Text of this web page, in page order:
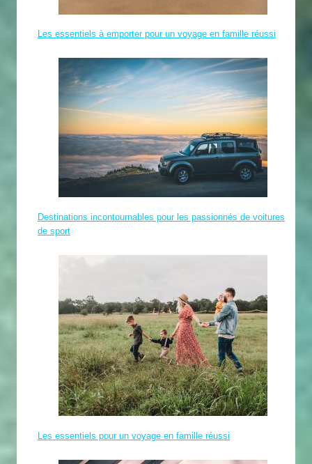
Les essentiels à emporter pour un voyage en famille réussi
Destinations incontournables pour les passionnés de voitures
de sport
Les essentiels pour un voyage en famille réussi